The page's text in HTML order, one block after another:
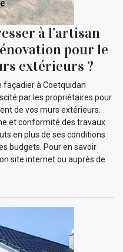
à l’artisan
pour le
extérieurs ?
façadier à Coetquidan
par les propriétaires pour
de vos murs extérieurs.
et conformité des travaux
en plus de ses conditions
budgets. Pour en savoir
site internet ou auprès de